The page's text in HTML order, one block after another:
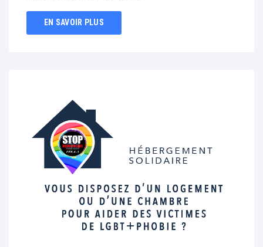
EN SAVOIR PLUS